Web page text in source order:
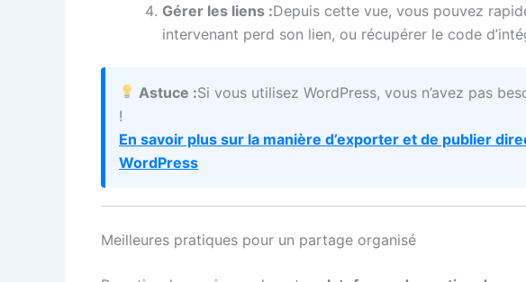
Gérer les liens :Depuis cette vue, vous pouvez
intervenant perd son lien, ou récupérer le code
Astuce :Si vous utilisez WordPress, vous n’avez pas
!
En savoir plus sur la manière d’exporter et de publier
WordPress
Meilleures pratiques pour un partage organisé